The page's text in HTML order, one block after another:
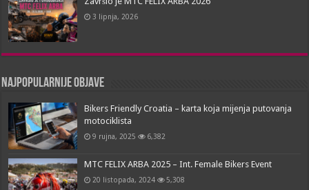
3 lipnja, 2026
Najpopularnije objave
Bikers Friendly Croatia – karta koja mijenja putovanja
motociklista
9 rujna, 2025 6,382
MTC FELIX ARBA 2025 – Int. Female Bikers Event
20 listopada, 2024 5,308